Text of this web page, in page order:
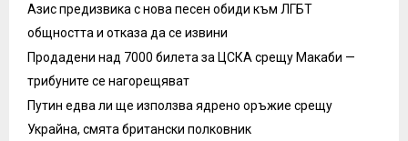
Азис предизвика с нова песен обиди към ЛГБТ
общността и отказа да се извини
Продадени над 7000 билета за ЦСКА срещу Макаби —
трибуните се нагорещяват
Путин едва ли ще използва ядрено оръжие срещу
Украйна, смята британски полковник